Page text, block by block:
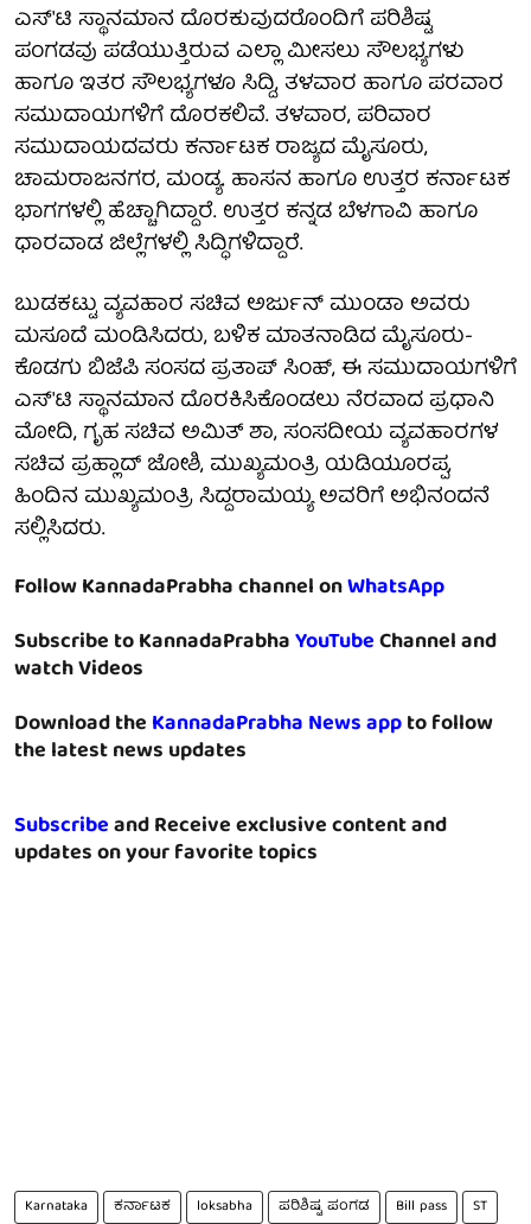
ಎಸ್'ಟಿ ಸ್ಥಾನಮಾನ ದೊರಕುವುದರೊಂದಿಗೆ ಪರಿಶಿಷ್ಟ
ಪಂಗಡವು ಪಡೆಯುತ್ತಿರುವ ಎಲ್ಲಾ ಮೀಸಲು ಸೌಲಭ್ಯಗಳು
ಹಾಗೂ ಇತರ ಸೌಲಭ್ಯಗಳೂ ಸಿದ್ದಿ, ತಳವಾರ ಹಾಗೂ ಪರವಾರ
ಸಮುದಾಯಗಳಿಗೆ ದೊರಕಲಿವೆ. ತಳವಾರ, ಪರಿವಾರ
ಸಮುದಾಯದವರು ಕರ್ನಾಟಕ ರಾಜ್ಯದ ಮೈಸೂರು,
ಚಾಮರಾಜನಗರ, ಮಂಡ್ಯ. ಹಾಸನ ಹಾಗೂ ಉತ್ತರ ಕರ್ನಾಟಕ
ಭಾಗಗಳಲ್ಲಿ ಹೆಚ್ಚಾಗಿದ್ದಾರೆ. ಉತ್ತರ ಕನ್ನಡ ಬೆಳಗಾವಿ ಹಾಗೂ
ಧಾರವಾಡ ಜಿಲ್ಲೆಗಳಲ್ಲಿ ಸಿದ್ಧಿಗಳಿದ್ದಾರೆ.
ಬುಡಕಟ್ಟು ವ್ಯವಹಾರ ಸಚಿವ ಅರ್ಜುನ್ ಮುಂಡಾ ಅವರು
ಮಸೂದೆ ಮಂಡಿಸಿದರು, ಬಳಿಕ ಮಾತನಾಡಿದ ಮೈಸೂರು-
ಕೊಡಗು ಬಿಜೆಪಿ ಸಂಸದ ಪ್ರತಾಪ್ ಸಿಂಹ್, ಈ ಸಮುದಾಯಗಳಿಗೆ
ಎಸ್'ಟಿ ಸ್ಥಾನಮಾನ ದೊರಕಿಸಿಕೊಂಡಲು ನೆರವಾದ ಪ್ರಧಾನಿ
ಮೋದಿ, ಗೃಹ ಸಚಿವ ಅಮಿತ್ ಶಾ, ಸಂಸದೀಯ ವ್ಯವಹಾರಗಳ
ಸಚಿವ ಪ್ರಹ್ಲಾದ್ ಜೋಶಿ, ಮುಖ್ಯಮಂತ್ರಿ ಯಡಿಯೂರಪ್ಪ,
ಹಿಂದಿನ ಮುಖ್ಯಮಂತ್ರಿ ಸಿದ್ದರಾಮಯ್ಯ ಅವರಿಗೆ ಅಭಿನಂದನೆ
ಸಲ್ಲಿಸಿದರು.
Follow KannadaPrabha channel onWhatsApp
Subscribe to KannadaPrabhaYouTubeChannel and
watch Videos
Download theKannadaPrabha News appto follow
the latest news updates
Subscribeand Receive exclusive content and
updates on your favorite topics
Karnataka ಕರ್ನಾಟಕ loksabha ಪರಿಶಿಷ್ಟ ಪಂಗಡ Bill pass ST